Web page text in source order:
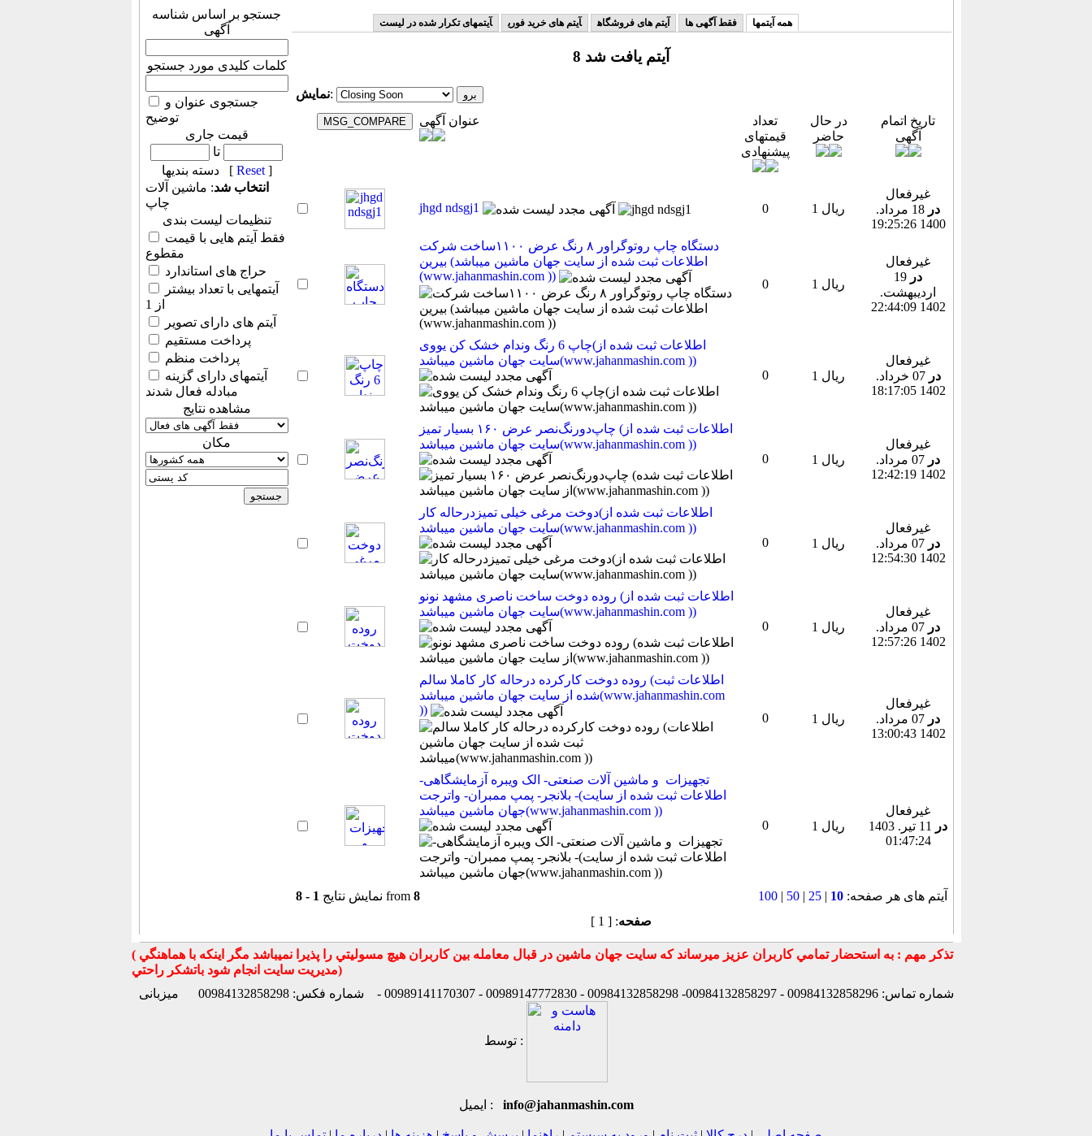
جستجو بر اساس شناسه
آگهی
کلمات کلیدی مورد جستجو
توضیح
قیمت جاری
دسته بندیها [ Reset]
انتخاب شد: ماشین آلات
چاپ
تنظیمات لیست بندی
مقطوع
حراج های استاندارد
از 1
آیتم های دارای تصویر
پرداخت مستقیم
پرداخت منظم
مبادله فعال شدند
مشاهده نتایج
مكان
همه آیتمها فقط آگهی ها آیتم های فروشگاه آیتم های خرید فوری آیتمهای تکرار شده در لیست
8 آیتم یافت شد
نمایش:
عنوان آگهی
تعداد
قیمتهای
پیشنهادی
در حال
حاضر
تاریخ اتمام
آگهی
jhgd ndsgj1 0 1 ریال
غیرفعال
در
18 مرداد.
1400 19:25:26
دستگاه چاپ روتوگراور ۸ رنگ عرض ۱۱۰۰ساخت شرکت
بیرین (اطلاعات ثبت شده از سایت جهان ماشین میباشد
(www.jahanmashin.com ))
0 1 ریال
غیرفعال
در 19
ارديبهشت.
1402 22:44:09
چاپ 6 رنگ وندام خشک کن یووی(اطلاعات ثبت شده از
سایت جهان ماشین میباشد(www.jahanmashin.com ))
0
1 ریال
غیرفعال
در
07 خرداد.
1402 18:17:05
چاپ‌دورنگ‌نصر عرض ۱۶۰ بسیار تمیز (اطلاعات ثبت شده از
سایت جهان ماشین میباشد(www.jahanmashin.com ))
0
1 ریال
غیرفعال
در
07 مرداد.
1402 12:42:19
دوخت مرغی خیلی تمیزدرحاله کار(اطلاعات ثبت شده از
سایت جهان ماشین میباشد(www.jahanmashin.com ))
0
1 ریال
غیرفعال
در
07 مرداد.
1402 12:54:30
روده دوخت ساخت ناصری مشهد نونو (اطلاعات ثبت شده از
سایت جهان ماشین میباشد(www.jahanmashin.com ))
0
1 ریال
غیرفعال
در
07 مرداد.
1402 12:57:26
روده دوخت کارکرده درحاله کار کاملا سالم (اطلاعات ثبت
شده از سایت جهان ماشین میباشد(www.jahanmashin.com
))
0 1 ریال
غیرفعال
در
07 مرداد.
1402 13:00:43
تجهیزات و ماشین آلات صنعتی- الک ویبره آزمایشگاهی-
بلانجر- پمپ ممبران- واترجت -(اطلاعات ثبت شده از سایت
جهان ماشین میباشد(www.jahanmashin.com ))
0
1 ریال
غیرفعال
در
11 تير. 1403
01:47:24
نمایش نتایج1 - 8 from 8 آیتم های هر صفحه:10
|
25
|
50
|
100
صفحه: [ 1 ]
( تذكر مهم : به استحضار تمامي كاربران عزيز ميرساند كه سايت جهان ماشين در قبال معامله بين كاربران هيچ مسوليتي را پذيرا نميباشد مگر اينكه با هماهنگي
مديريت سايت انجام شود باتشكر راحتي)
شماره تماس: 00984132858296 - 00984132858297- 00984132858298 - 00989147772830 - 00989141170307 -
شماره فکس: 00984132858298 میزبانی
توسط :
ایمیل : info@jahanmashin.com